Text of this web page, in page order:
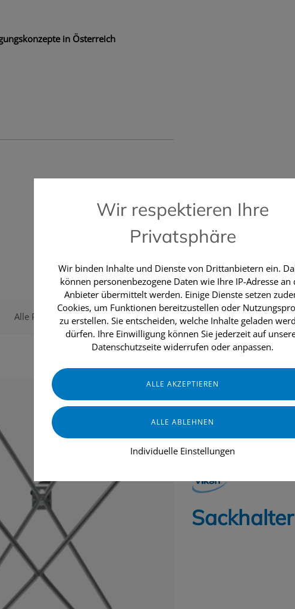
in Österreich
📞 Kostenlose Hotline +43 664 196
Alle Produkte Aktionen Topseller Über uns
GASTRONOMIE & HOTELLERIE
Wir respektieren Ihre
Privatsphäre
Wir binden Inhalte und Dienste von Drittanbietern ein.
können personenbezogene Daten wie Ihre IP-Adresse an
Anbieter übermittelt werden. Einige Dienste setzen
Cookies, um Funktionen bereitzustellen oder
zu erstellen. Sie entscheiden, welche Inhalte geladen
dürfen. Ihre Einwilligung können Sie jederzeit auf
Datenschutzseite widerrufen oder anpassen.
Individuelle Einstellungen